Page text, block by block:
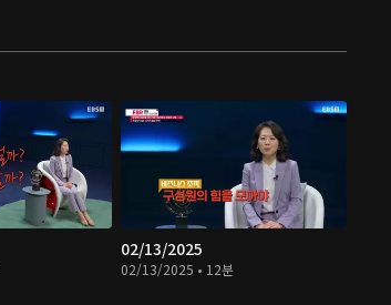
02/13/2025
02/13/2025 • 12분